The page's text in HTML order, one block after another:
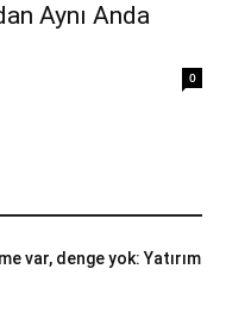
Aynı Anda
0
var, denge yok: Yatırım